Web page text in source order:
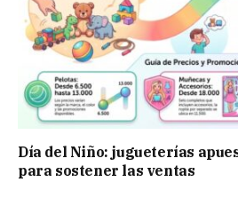
Día del Niño: jugueterías
para sostener las ventas